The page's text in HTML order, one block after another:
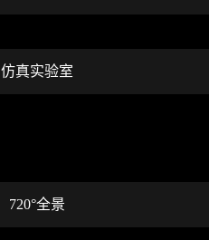
仿真实验室
720°全景